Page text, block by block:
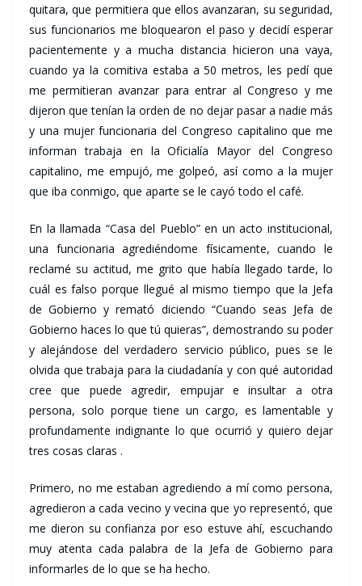
quitara, que permitiera que ellos avanzaran, su seguridad,
sus funcionarios me bloquearon el paso y decidí esperar
pacientemente y a mucha distancia hicieron una vaya,
cuando ya la comitiva estaba a 50 metros, les pedí que
me permitieran avanzar para entrar al Congreso y me
dijeron que tenían la orden de no dejar pasar a nadie más
y una mujer funcionaria del Congreso capitalino que me
informan trabaja en la Oficialía Mayor del Congreso
capitalino, me empujó, me golpeó, así como a la mujer
que iba conmigo, que aparte se le cayó todo el café.
En la llamada “Casa del Pueblo” en un acto institucional,
una funcionaria agrediéndome físicamente, cuando le
reclamé su actitud, me grito que había llegado tarde, lo
cuál es falso porque llegué al mismo tiempo que la Jefa
de Gobierno y remató diciendo “Cuando seas Jefa de
Gobierno haces lo que tú quieras”, demostrando su poder
y alejándose del verdadero servicio público, pues se le
olvida que trabaja para la ciudadanía y con qué autoridad
cree que puede agredir, empujar e insultar a otra
persona, solo porque tiene un cargo, es lamentable y
profundamente indignante lo que ocurrió y quiero dejar
tres cosas claras .
Primero, no me estaban agrediendo a mí como persona,
agredieron a cada vecino y vecina que yo representó, que
me dieron su confianza por eso estuve ahí, escuchando
muy atenta cada palabra de la Jefa de Gobierno para
informarles de lo que se ha hecho.